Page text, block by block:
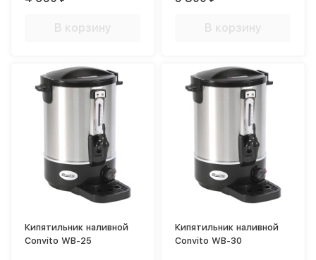
В корзину В корзину
Кипятильник наливной
Convito WB-25
Кипятильник наливной
Convito WB-30